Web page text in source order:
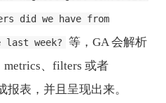
did we have from
last week?
等，GA 会解析
metrics、filters 或者
报表，并且呈现出来。